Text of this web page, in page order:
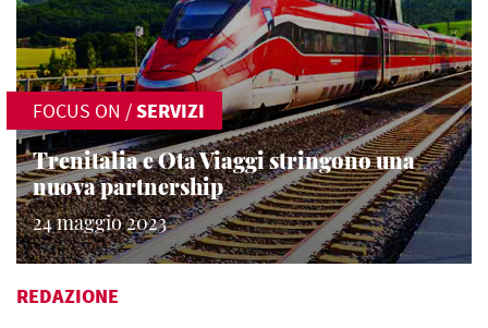
FOCUS ON /SERVIZI
Trenitalia e Ota Viaggi stringono una
nuova partnership
24 maggio 2023
REDAZIONE